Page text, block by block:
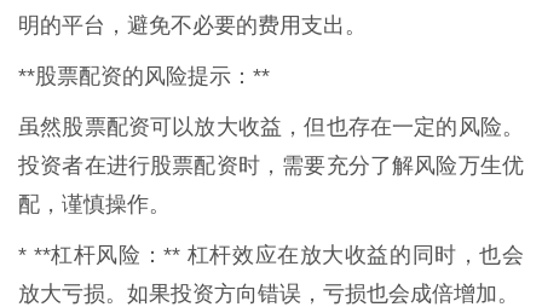
明的平台，避免不必要的费用支出。
**股票配资的风险提示：**
虽然股票配资可以放大收益，但也存在一定的风险。
投资者在进行股票配资时，需要充分了解风险万生优
配，谨慎操作。
* **杠杆风险：** 杠杆效应在放大收益的同时，也会
放大亏损。如果投资方向错误，亏损也会成倍增加。